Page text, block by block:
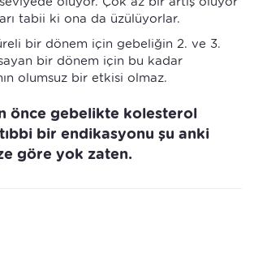
tabii ki ona da üzülüyorlar.
bir dönem için gebeliğin 2. ve 3.
bir dönem için bu kadar
olumsuz bir etkisi olmaz.
önce gebelikte kolesterol
bir endikasyonu şu anki
göre yok zaten.